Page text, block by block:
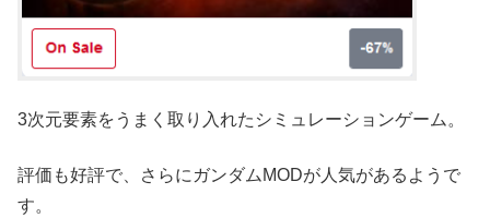
3次元要素をうまく取り入れたシミュレーションゲーム。
評価も好評で、さらにガンダムMODが人気があるようで
す。